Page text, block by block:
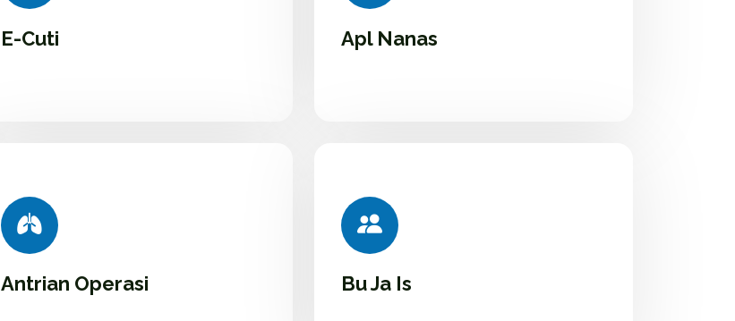
E-Cuti Apl Nanas
Antrian Operasi Bu Ja Is